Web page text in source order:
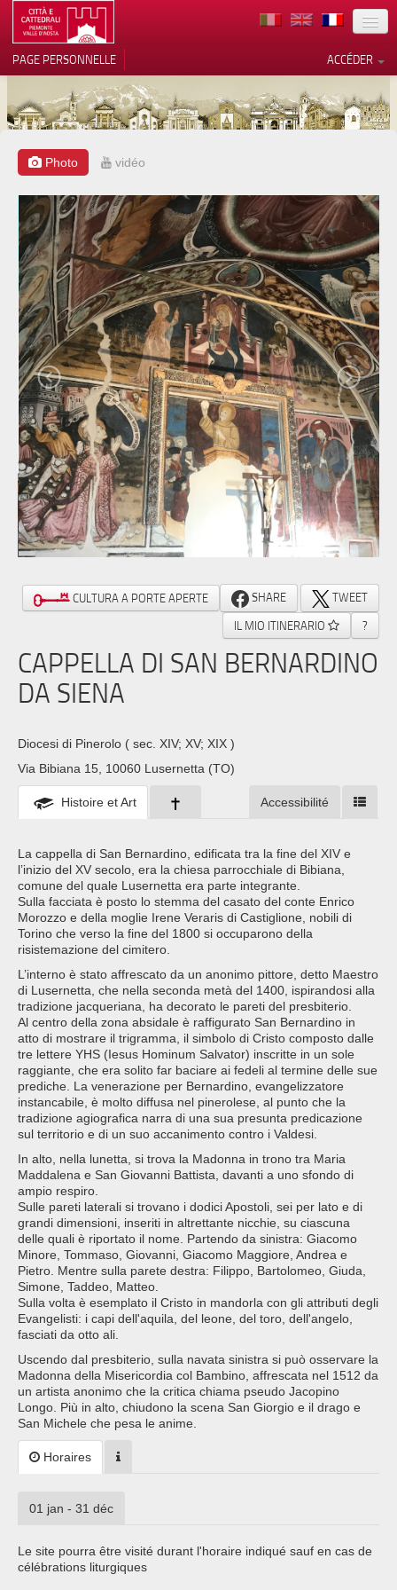
TERRITOIRE
ARCHITECTURE
MUSÉES
ITINÉRAIRES
EVÉNEMENTS
ACCUEIL
BÉNÉVOLES
CONTACTS
PRESS
ACCÉDER
PAGE PERSONNELLE
Photo vidéo
CULTURA A PORTE APERTE SHARE
TWEET
IL MIO ITINERARIO
?
CAPPELLA DI SAN BERNARDINO
DA SIENA
Diocesi di Pinerolo ( sec. XIV; XV; XIX )
Via Bibiana 15, 10060 Lusernetta (TO)
Histoire et Art Accessibilité
La cappella di San Bernardino, edificata tra la fine del XIV e
l’inizio del XV secolo, era la chiesa parrocchiale di Bibiana,
comune del quale Lusernetta era parte integrante.
Sulla facciata è posto lo stemma del casato del conte Enrico
Morozzo e della moglie Irene Veraris di Castiglione, nobili di
Torino che verso la fine del 1800 si occuparono della
risistemazione del cimitero.
L’interno è stato affrescato da un anonimo pittore, detto Maestro
di Lusernetta, che nella seconda metà del 1400, ispirandosi alla
tradizione jacqueriana, ha decorato le pareti del presbiterio.
Al centro della zona absidale è raffigurato San Bernardino in
atto di mostrare il trigramma, il simbolo di Cristo composto dalle
tre lettere YHS (Iesus Hominum Salvator) inscritte in un sole
raggiante, che era solito far baciare ai fedeli al termine delle sue
prediche. La venerazione per Bernardino, evangelizzatore
instancabile, è molto diffusa nel pinerolese, al punto che la
tradizione agiografica narra di una sua presunta predicazione
sul territorio e di un suo accanimento contro i Valdesi.
In alto, nella lunetta, si trova la Madonna in trono tra Maria
Maddalena e San Giovanni Battista, davanti a uno sfondo di
ampio respiro.
Sulle pareti laterali si trovano i dodici Apostoli, sei per lato e di
grandi dimensioni, inseriti in altrettante nicchie, su ciascuna
delle quali è riportato il nome. Partendo da sinistra: Giacomo
Minore, Tommaso, Giovanni, Giacomo Maggiore, Andrea e
Pietro. Mentre sulla parete destra: Filippo, Bartolomeo, Giuda,
Simone, Taddeo, Matteo.
Sulla volta è esemplato il Cristo in mandorla con gli attributi degli
Evangelisti: i capi dell'aquila, del leone, del toro, dell'angelo,
fasciati da otto ali.
Uscendo dal presbiterio, sulla navata sinistra si può osservare la
Madonna della Misericordia col Bambino, affrescata nel 1512 da
un artista anonimo che la critica chiama pseudo Jacopino
Longo. Più in alto, chiudono la scena San Giorgio e il drago e
San Michele che pesa le anime.
Horaires
01 jan - 31 déc
Le site pourra être visité durant l'horaire indiqué sauf en cas de
célébrations liturgiques
Notification lors de la collecte
Vos choix en matière de